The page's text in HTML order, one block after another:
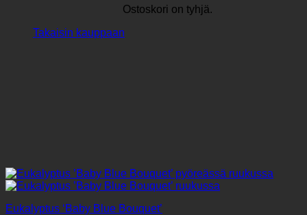
Ostoskori on tyhjä.
Takaisin kauppaan
Eukalyptus ‘Baby Blue Bouquet’